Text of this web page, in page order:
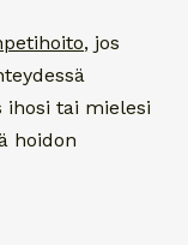
, jos
tai mielesi
hoidon